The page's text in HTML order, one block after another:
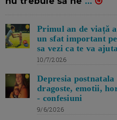
Primul an de viață
un sfat important
sa vezi ca te va ajuta
10/7/2026
Depresia
dragoste, emotii,
- confesiuni
9/6/2026